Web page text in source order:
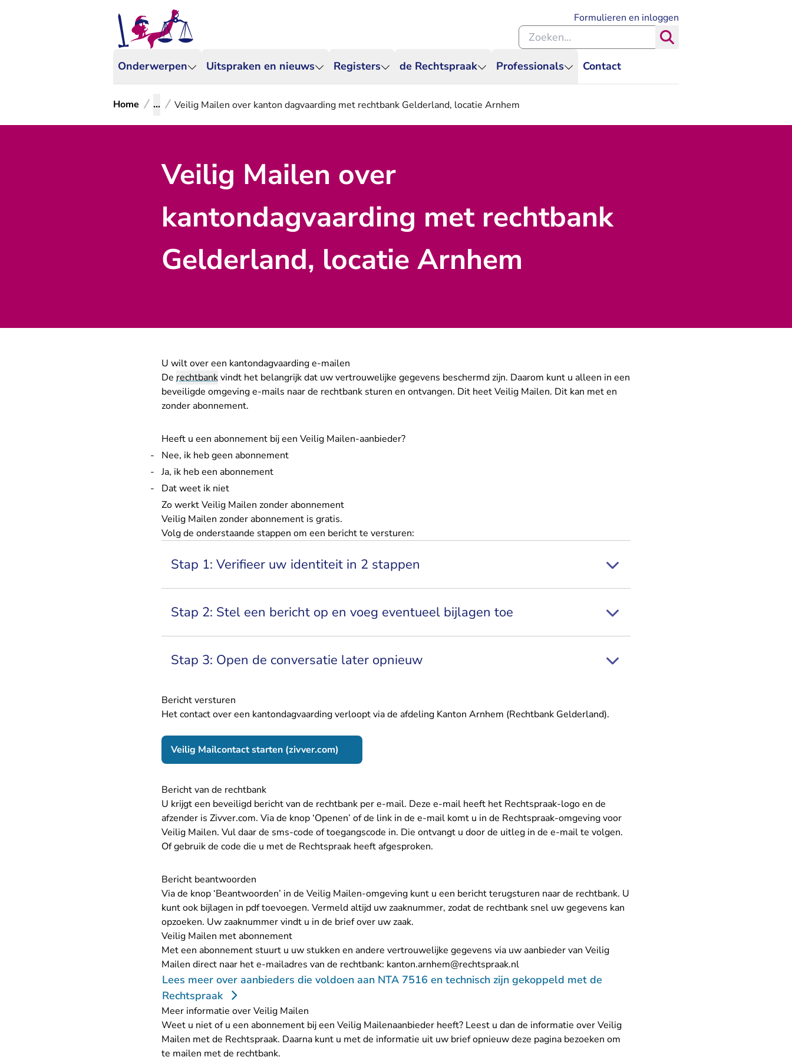
Onderwerpen Uitspraken en nieuws Registers de Rechtspraak Professionals Contact
Formulieren en inloggen
Zoeken binnen de Rechtspraak
Home ... Veilig Mailen over kanton dagvaarding met rechtbank Gelderland, locatie Arnhem
Veilig Mailen over
kantondagvaarding met rechtbank
Gelderland, locatie Arnhem
U wilt over een kantondagvaarding e-mailen
De rechtbankvindt het belangrijk dat uw vertrouwelijke gegevens beschermd zijn. Daarom kunt u alleen in een
beveiligde omgeving e-mails naar de rechtbank sturen en ontvangen. Dit heet Veilig Mailen. Dit kan met en
zonder abonnement.
Heeft u een abonnement bij een Veilig Mailen-aanbieder?
Nee, ik heb geen abonnement
Ja, ik heb een abonnement
Dat weet ik niet
Zo werkt Veilig Mailen zonder abonnement
Veilig Mailen zonder abonnement is gratis.
Volg de onderstaande stappen om een bericht te versturen:
Stap 1: Verifieer uw identiteit in 2 stappen
Stap 2: Stel een bericht op en voeg eventueel bijlagen toe
Stap 3: Open de conversatie later opnieuw
Bericht versturen
Het contact over een kantondagvaarding verloopt via de afdeling Kanton Arnhem (Rechtbank Gelderland).
Veilig Mailcontact starten (zivver.com)
Bericht van de rechtbank
U krijgt een beveiligd bericht van de rechtbank per e-mail. Deze e-mail heeft het Rechtspraak-logo en de
afzender is Zivver.com. Via de knop ‘Openen’ of de link in de e-mail komt u in de Rechtspraak-omgeving voor
Veilig Mailen. Vul daar de sms-code of toegangscode in. Die ontvangt u door de uitleg in de e-mail te volgen.
Of gebruik de code die u met de Rechtspraak heeft afgesproken.
Bericht beantwoorden
Via de knop ‘Beantwoorden’ in de Veilig Mailen-omgeving kunt u een bericht terugsturen naar de rechtbank. U
kunt ook bijlagen in pdf toevoegen. Vermeld altijd uw zaaknummer, zodat de rechtbank snel uw gegevens kan
opzoeken. Uw zaaknummer vindt u in de brief over uw zaak.
Veilig Mailen met abonnement
Met een abonnement stuurt u uw stukken en andere vertrouwelijke gegevens via uw aanbieder van Veilig
Mailen direct naar het e-mailadres van de rechtbank: kanton.arnhem@rechtspraak.nl- U verlaat Rechtspraak.nl
Lees meer over aanbieders die voldoen aan NTA 7516 en technisch zijn gekoppeld met de
Rechtspraak
Meer informatie over Veilig Mailen
Weet u niet of u een abonnement bij een Veilig Mailenaanbieder heeft? Leest u dan de informatie over Veilig
Mailen met de Rechtspraak. Daarna kunt u met de informatie uit uw brief opnieuw deze pagina bezoeken om
te mailen met de rechtbank.